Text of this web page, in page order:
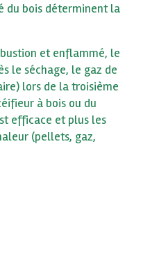
du bois déterminent la
et enflammé, le
le séchage, le gaz de
lors de la troisième
à bois ou du
efficace et plus les
(pellets, gaz,